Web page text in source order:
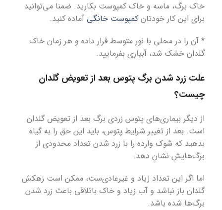
خاک برگ، ماسه و خاک کمپوست بکارید. ضمنا می‌توانید
برای این کار خودتان کمپوست خانگی آماده کنید.
* آن را در محلی با نور متوسط قرار داده و هر زمان خاک
گلدان خشک شد، آبیاری بفرمایید.
علت زرد شدن برگ پتوس بعد از تعویض گلدان
چیست؟
از دیگر بیماری‌های پتوس زردی برگ بعد از تعویض گلدان
است. بعد از تغییر شرایط پتوس، باید این حق را به گیاه
بدهید که شوک وارده را با زرد شدن تعداد محدودی از
برگ‌هایش نشان دهد.
اما اگر این تعداد زیاد و غیرعادی‌ست، ممکن است زهکش
گلدان باز نباشد و آب زیاد و خاک باتلاقی باعث زرد شدن
برگ‌ها شده باشد.